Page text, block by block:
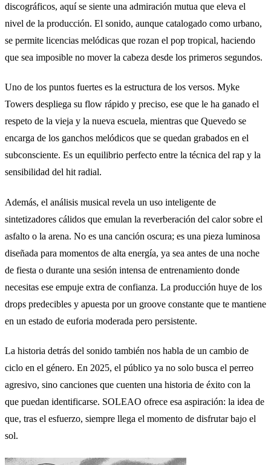
discográficos, aquí se siente una admiración mutua que eleva el
nivel de la producción. El sonido, aunque catalogado como urbano,
se permite licencias melódicas que rozan el pop tropical, haciendo
que sea imposible no mover la cabeza desde los primeros segundos.
Uno de los puntos fuertes es la estructura de los versos. Myke
Towers despliega su flow rápido y preciso, ese que le ha ganado el
respeto de la vieja y la nueva escuela, mientras que Quevedo se
encarga de los ganchos melódicos que se quedan grabados en el
subconsciente. Es un equilibrio perfecto entre la técnica del rap y la
sensibilidad del hit radial.
Además, el análisis musical revela un uso inteligente de
sintetizadores cálidos que emulan la reverberación del calor sobre el
asfalto o la arena. No es una canción oscura; es una pieza luminosa
diseñada para momentos de alta energía, ya sea antes de una noche
de fiesta o durante una sesión intensa de entrenamiento donde
necesitas ese empuje extra de confianza. La producción huye de los
drops predecibles y apuesta por un groove constante que te mantiene
en un estado de euforia moderada pero persistente.
La historia detrás del sonido también nos habla de un cambio de
ciclo en el género. En 2025, el público ya no solo busca el perreo
agresivo, sino canciones que cuenten una historia de éxito con la
que puedan identificarse. SOLEAO ofrece esa aspiración: la idea de
que, tras el esfuerzo, siempre llega el momento de disfrutar bajo el
sol.